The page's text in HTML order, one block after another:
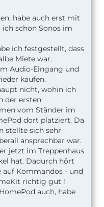
habe auch erst mit
schon Sonos im
ich festgestellt, dass
Miete war.
Audio-Eingang und
kaufen.
nicht, wohin ich
der ersten
vom Ständer im
dort platziert. Da
stellte sich sehr
ansprechbar war.
jetzt im Treppenhaus
hat. Dadurch hört
auf Kommandos - und
richtig gut !
auch, habe